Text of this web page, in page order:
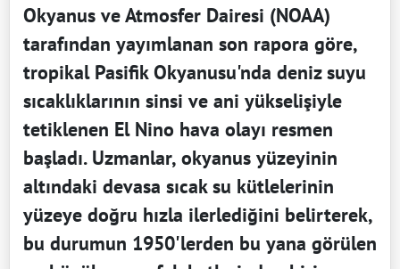
Okyanus ve Atmosfer Dairesi (NOAA)
tarafından yayımlanan son rapora göre,
tropikal Pasifik Okyanusu'nda deniz suyu
sıcaklıklarının sinsi ve ani yükselişiyle
tetiklenen El Nino hava olayı resmen
başladı. Uzmanlar, okyanus yüzeyinin
altındaki devasa sıcak su kütlelerinin
yüzeye doğru hızla ilerlediğini belirterek,
bu durumun 1950'lerden bu yana görülen